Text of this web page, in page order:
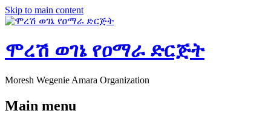
Skip to main content
ሞረሽ ወገኔ የዐማራ ድርጅት
Moresh Wegenie Amara Organization
Main menu